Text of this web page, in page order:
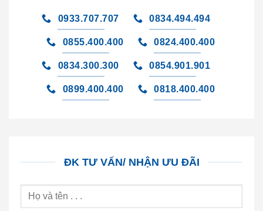
0933.707.707 0834.494.494
0855.400.400 0824.400.400
0834.300.300 0854.901.901
0899.400.400 0818.400.400
ĐK TƯ VẤN/ NHẬN ƯU ĐÃI